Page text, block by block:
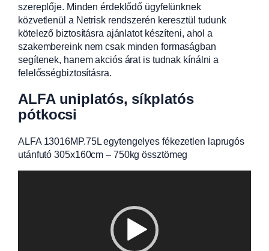
szereplője. Minden érdeklődő ügyfelünknek
közvetlenül a Netrisk rendszerén keresztül tudunk
kötelező biztosításra ajánlatot készíteni, ahol a
szakembereink nem csak minden formaságban
segítenek, hanem akciós árat is tudnak kínálni a
felelősségbiztosításra.
ALFA uniplatós, síkplatós
pótkocsi
ALFA 13016MP.75L egytengelyes fékezetlen laprugós
utánfutó 305x160cm – 750kg össztömeg